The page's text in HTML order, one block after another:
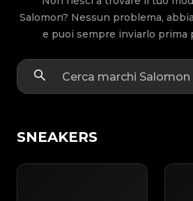
Salomon? Nessun problema,
e puoi sempre inviarlo prima
SNEAKERS